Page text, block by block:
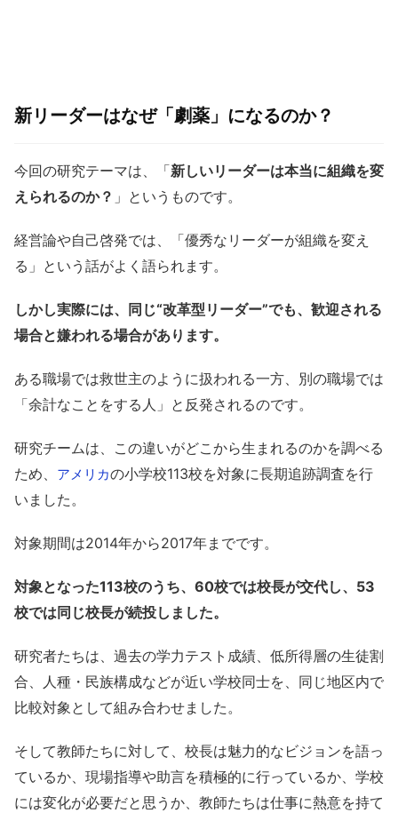
新リーダーはなぜ「劇薬」になるのか？
今回の研究テーマは、「新しいリーダーは本当に組織を変
えられるのか？ 」というものです。
経営論や自己啓発では、「優秀なリーダーが組織を変え
る」という話がよく語られます。
しかし実際には、同じ“改革型リーダー”でも、歓迎される
場合と嫌われる場合があります。
ある職場では救世主のように扱われる一方、別の職場では
「余計なことをする人」と反発されるのです。
研究チームは、この違いがどこから生まれるのかを調べる
ため、 アメリカの小学校113校を対象に長期追跡調査を行
いました。
対象期間は2014年から2017年までです。
対象となった113校のうち、60校では校長が交代し、53
校では同じ校長が続投しました。
研究者たちは、過去の学力テスト成績、低所得層の生徒割
合、人種・民族構成などが近い学校同士を、同じ地区内で
比較対象として組み合わせました。
そして教師たちに対して、校長は魅力的なビジョンを語っ
ているか、現場指導や助言を積極的に行っているか、学校
には変化が必要だと思うか、教師たちは仕事に熱意を持て